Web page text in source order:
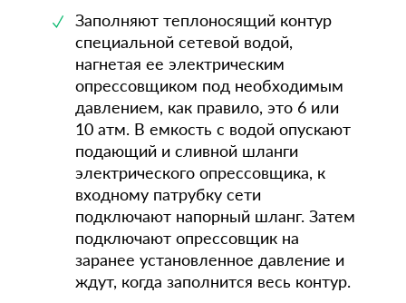
Заполняют теплоносящий контур
специальной сетевой водой,
нагнетая ее электрическим
опрессовщиком под необходимым
давлением, как правило, это 6 или
10 атм. В емкость с водой опускают
подающий и сливной шланги
электрического опрессовщика, к
входному патрубку сети
подключают напорный шланг. Затем
подключают опрессовщик на
заранее установленное давление и
ждут, когда заполнится весь контур.